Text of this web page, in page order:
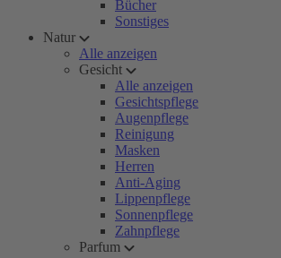
Bücher
Sonstiges
Natur
Alle anzeigen
Gesicht
Alle anzeigen
Gesichtspflege
Augenpflege
Reinigung
Masken
Herren
Anti-Aging
Lippenpflege
Sonnenpflege
Zahnpflege
Parfum